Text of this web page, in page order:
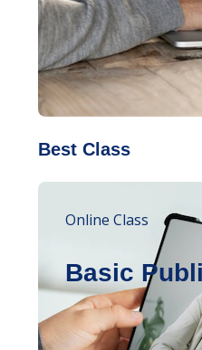
Best Class
Online Class
Basic